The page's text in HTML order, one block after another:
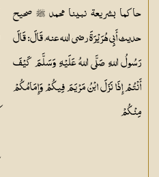
حاكما بشريعة نبينا محمد ﷺ صحيح
حديث أَبِي هُرَيْرَةَ رضي الله عنه، قَالَ: قَالَ
رَسُولُ اللهِ صَلَّى اللهُ عَلَيْهِ وَسَلَّمَ كَيْفَ
أَنْتُمْ إِذَا نَزَلَ ابْنُ مَرْيَمَ فِيكُمْ وَإِمَامُكُمْ
مِنْكُمْ